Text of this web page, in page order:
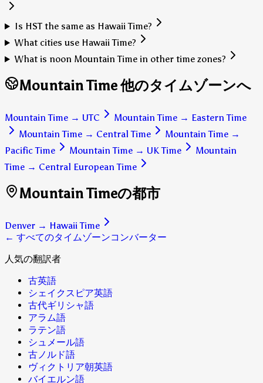
Is HST the same as Hawaii Time?
What cities use Hawaii Time?
What is noon Mountain Time in other time zones?
Mountain Time 他のタイムゾーンへ
Mountain Time → UTC Mountain Time → Eastern Time
Mountain Time → Central Time Mountain Time →
Pacific Time
Mountain Time → UK Time
Mountain
Time → Central European Time
Mountain Timeの都市
Denver → Hawaii Time
← すべてのタイムゾーンコンバーター
人気の翻訳者
古英語
シェイクスピア英語
古代ギリシャ語
アラム語
ラテン語
シュメール語
古ノルド語
ヴィクトリア朝英語
バイエルン語